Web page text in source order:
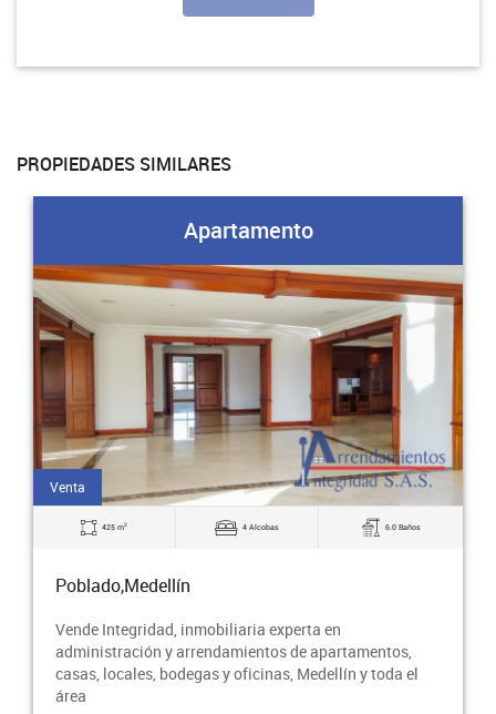
PROPIEDADES SIMILARES
Apartamento
Venta
425 m2 4 Alcobas 6.0 Baños
Poblado,Medellín
Vende Integridad, inmobiliaria experta en
administración y arrendamientos de apartamentos,
casas, locales, bodegas y oficinas, Medellín y toda el
área